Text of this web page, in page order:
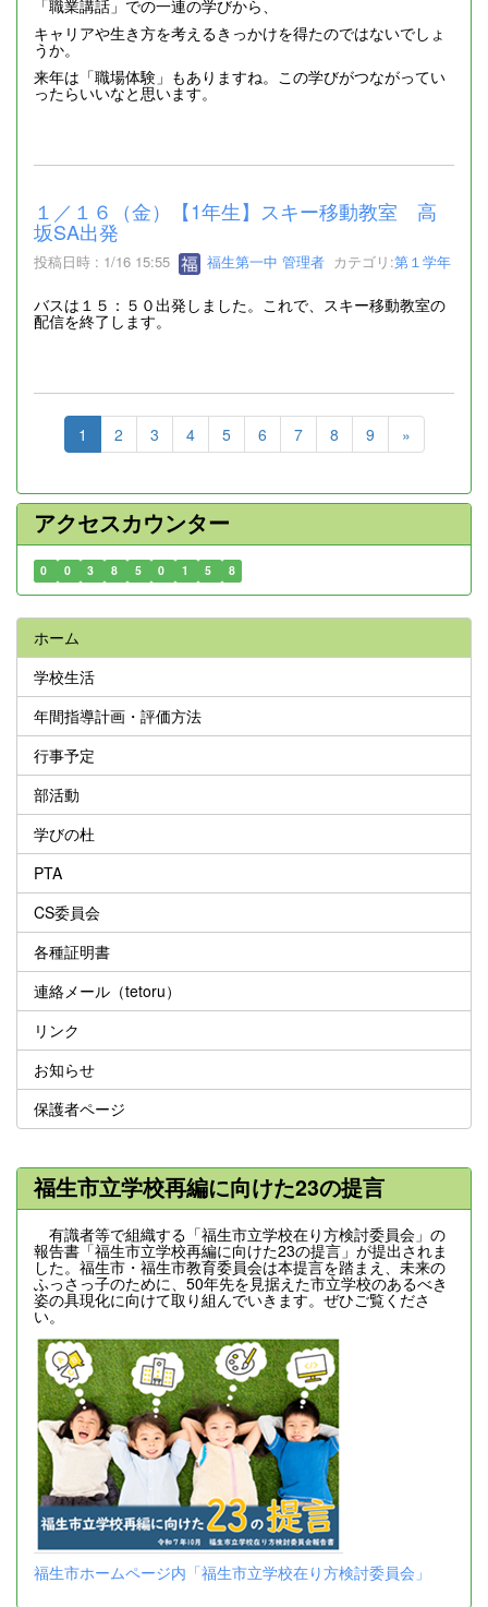
「職業講話」での一連の学びから、
キャリアや生き方を考えるきっかけを得たのではないでしょ
うか。
来年は「職場体験」もありますね。この学びがつながってい
ったらいいなと思います。
１／１６（金）【1年生】スキー移動教室 高
坂SA出発
投稿日時 : 1/16 15:55 福生第一中 管理者 カテゴリ:第１学年
バスは１５：５０出発しました。これで、スキー移動教室の
配信を終了します。
1 2 3 4 5 6 7 8 9 »
アクセスカウンター
0 0 3 8 5 0 1 5 8
ホーム
学校生活
年間指導計画・評価方法
行事予定
部活動
学びの杜
PTA
CS委員会
各種証明書
連絡メール（tetoru）
リンク
お知らせ
保護者ページ
福生市立学校再編に向けた23の提言
有識者等で組織する「福生市立学校在り方検討委員会」の
報告書「福生市立学校再編に向けた23の提言」が提出されま
した。福生市・福生市教育委員会は本提言を踏まえ、未来の
ふっさっ子のために、50年先を見据えた市立学校のあるべき
姿の具現化に向けて取り組んでいきます。ぜひご覧くださ
い。
福生市ホームページ内「福生市立学校在り方検討委員会」